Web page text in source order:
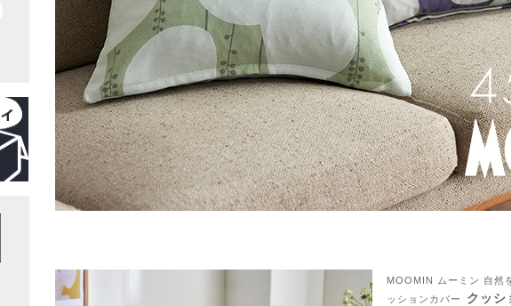
かんたん！オーダー注文へ
MOOMIN ムーミン 自然
ッションカバー
クッシ